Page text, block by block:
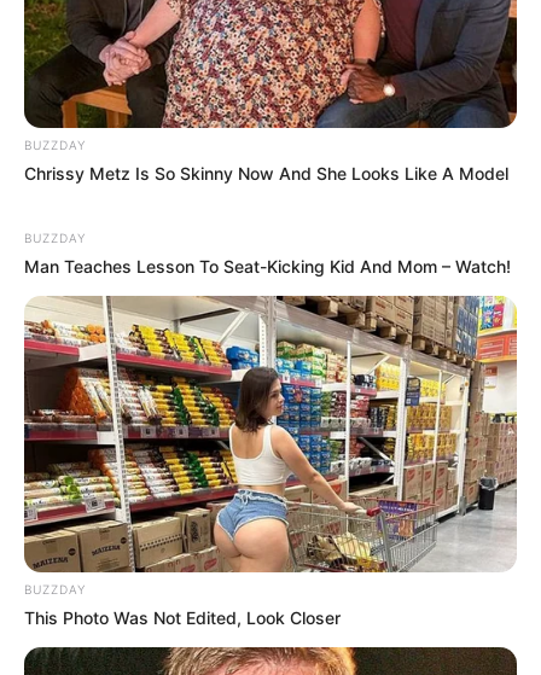
10 Potret Member BTS
Jadi Pengantin Pria Adat
Jawa, Gantengnya Lokal
Banget!
Kocak! 10 Potret Member
BTS Jadi Model Promosi
di Spanduk Jualan
BUZZDAY
Chrissy Metz Is So Skinny Now And She Looks Like A Model
BUZZDAY
Man Teaches Lesson To Seat-Kicking Kid And Mom – Watch!
BUZZDAY
This Photo Was Not Edited, Look Closer